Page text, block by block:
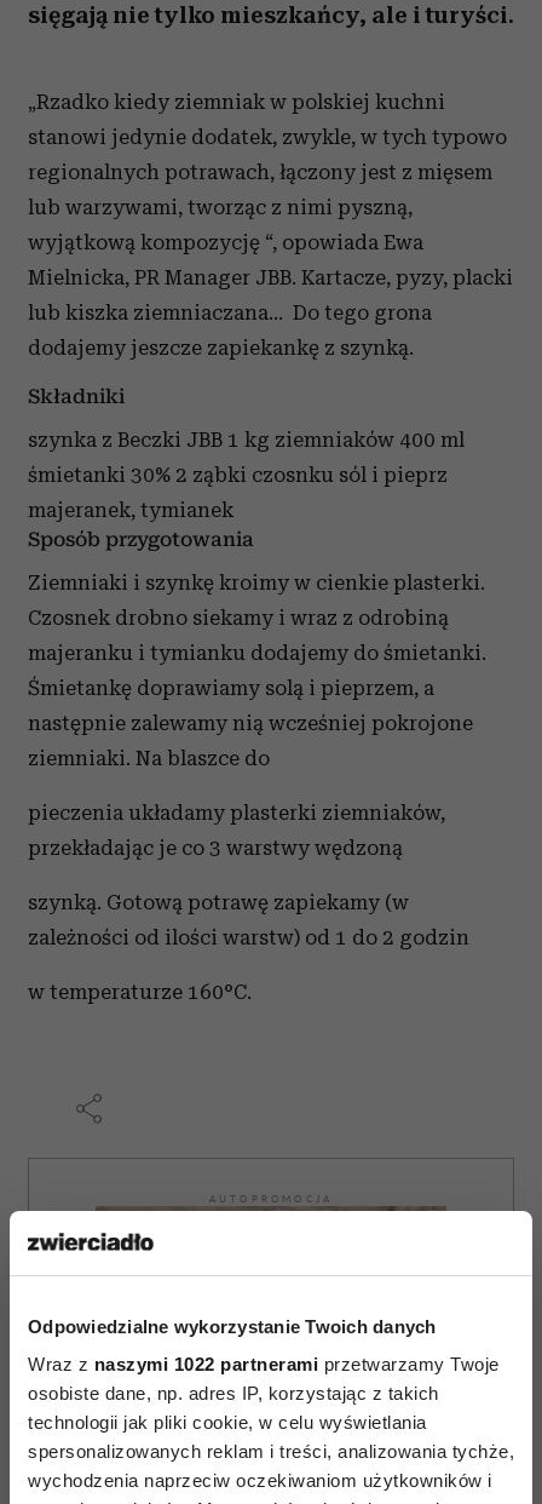
Odpowiedzialne wykorzystanie Twoich danych
Wraz z naszymi 1022 partnerami przetwarzamy Twoje
osobiste dane, np. adres IP, korzystając z takich
technologii jak pliki cookie, w celu wyświetlania
spersonalizowanych reklam i treści, analizowania tychże,
wychodzenia naprzeciw oczekiwaniom użytkowników i
sięgają nie tylko mieszkańcy, ale i turyści.
„Rzadko kiedy ziemniak w polskiej kuchni
stanowi jedynie dodatek, zwykle, w tych typowo
regionalnych potrawach, łączony jest z mięsem
lub warzywami, tworząc z nimi pyszną,
wyjątkową kompozycję “, opowiada Ewa
Mielnicka, PR Manager JBB. Kartacze, pyzy, placki
lub kiszka ziemniaczana… Do tego grona
dodajemy jeszcze zapiekankę z szynką.
Składniki
szynka z Beczki JBB 1 kg ziemniaków 400 ml
śmietanki 30% 2 ząbki czosnku sól i pieprz
majeranek, tymianek
Sposób przygotowania
Ziemniaki i szynkę kroimy w cienkie plasterki.
Czosnek drobno siekamy i wraz z odrobiną
majeranku i tymianku dodajemy do śmietanki.
Śmietankę doprawiamy solą i pieprzem, a
następnie zalewamy nią wcześniej pokrojone
ziemniaki. Na blaszce do
pieczenia układamy plasterki ziemniaków,
przekładając je co 3 warstwy wędzoną
szynką. Gotową potrawę zapiekamy (w
zależności od ilości warstw) od 1 do 2 godzin
w temperaturze 160°C.
AUTOPROMOCJA